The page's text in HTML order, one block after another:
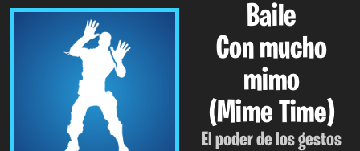
Baile
Con mucho
mimo
(Mime Time)
El poder de los gestos